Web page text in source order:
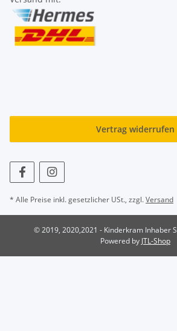
Vertrag widerrufen
* Alle Preise inkl. gesetzlicher USt., zzgl.Versand
© 2019, 2020,2021 - Kinderkram Inhaber
Powered by JTL-Shop